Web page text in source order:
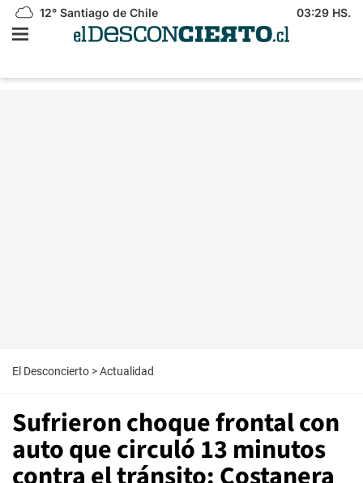
12° Santiago de Chile 03:29 HS.
El Desconcierto >Actualidad
Sufrieron choque frontal con
auto que circuló 13 minutos